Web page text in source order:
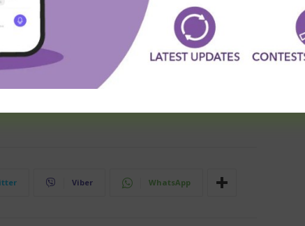
za kladjenje
besplatni tipovi
klađenje potencijalni prelazi
predlozi
prognoze utakmica za danas
Viber WhatsApp